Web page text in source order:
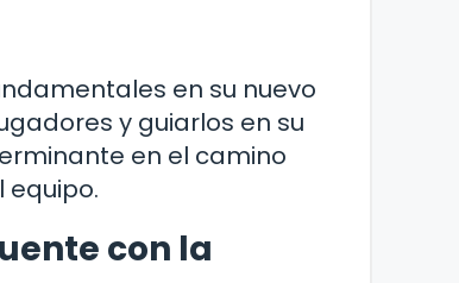
en su nuevo
y guiarlos en su
en el camino
con la